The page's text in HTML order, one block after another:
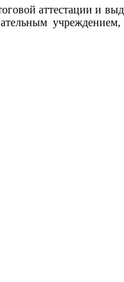
аттестации и